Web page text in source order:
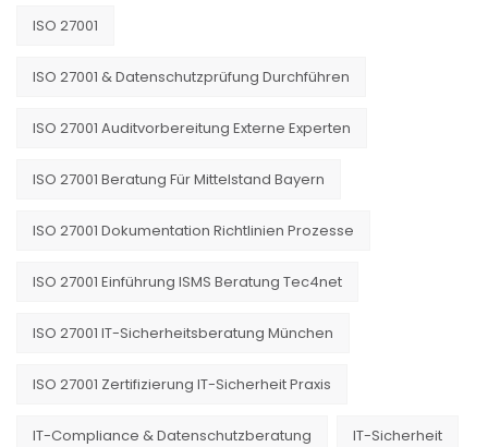
ISO 27001
ISO 27001 & Datenschutzprüfung Durchführen
ISO 27001 Auditvorbereitung Externe Experten
ISO 27001 Beratung Für Mittelstand Bayern
ISO 27001 Dokumentation Richtlinien Prozesse
ISO 27001 Einführung ISMS Beratung Tec4net
ISO 27001 IT-Sicherheitsberatung München
ISO 27001 Zertifizierung IT-Sicherheit Praxis
IT-Compliance & Datenschutzberatung IT-Sicherheit